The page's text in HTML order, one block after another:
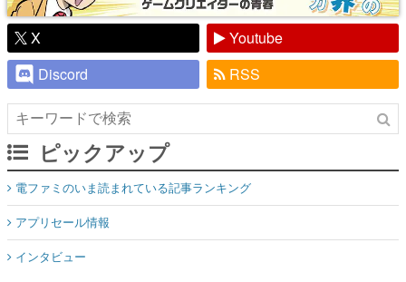
X
Youtube
Discord
RSS
ピックアップ
電ファミのいま読まれている記事ランキング
アプリセール情報
インタビュー